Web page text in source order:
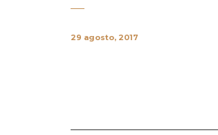
29 agosto, 2017